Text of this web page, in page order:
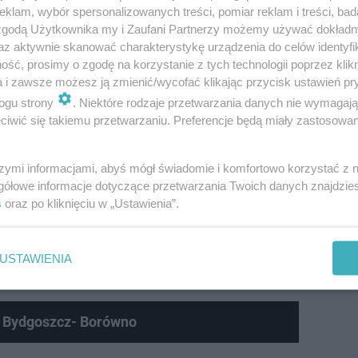
budziła kontrowersje, ludzie chcieli ją
łukiem, gotowym do strzału, niemal od razu
Bożego Ciała śmiałkowie zasłaniali pomnik albo
zgorszeniu. Ba, w latach 20-tych ubiegłego wieku
je dopiero decyzja o schowaniu rzeźby z oczu
hitlerowskiej, kiedy niszczono Teatr Miejski, w
Borówno
wybór spersonalizowanych treści, pomiar reklam i treści,
Użytkownika my i Zaufani Partnerzy możemy używać
aktywnie skanować charakterystykę urządzenia do celów
prosimy o zgodę na korzystanie z tych technologii poprzez
i zawsze możesz ją zmienić/wycofać klikając przycisk ustawień
strony
. Niektóre rodzaje przetwarzania danych nie
się takiemu przetwarzaniu. Preferencje będą miały
informacjami, abyś mógł świadomie i komfortowo korzystać z
informacje dotyczące przetwarzania Twoich danych
oraz po kliknięciu w „Ustawienia”.
USTAWIENIA